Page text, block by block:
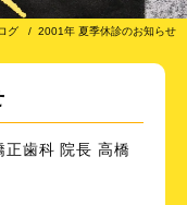
グ 2001年 夏季休診のお知らせ
正歯科 院長 高橋